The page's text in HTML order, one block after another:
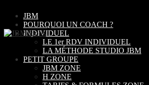
JBM
POURQUOI UN COACH ?
INDIVIDUEL
LE 1er RDV INDIVIDUEL
LA MÉTHODE STUDIO JBM
PETIT GROUPE
JBM ZONE
H ZONE